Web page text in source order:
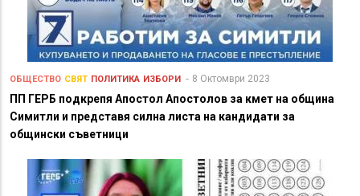
ОБЩЕСТВО СВЯТ ПОЛИТИКА ИЗБОРИ 8 Октомври 2023
ПП ГЕРБ подкрепя Апостол Апостолов за кмет на община
Симитли и представя силна листа на кандидати за
общински съветници